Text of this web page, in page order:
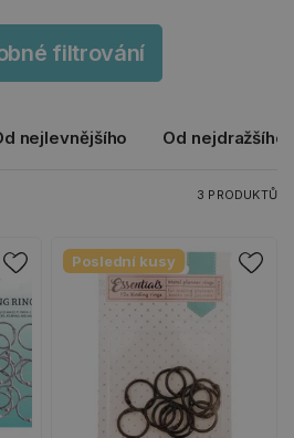
filtrování
nejlevnějšího Od nejdražšího
3 PRODUKTŮ
Poslední kusy